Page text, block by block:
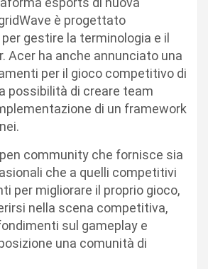
è progettato
gestire la terminologia e il
Acer ha anche annunciato una
per il gioco competitivo di
possibilità di creare team
di un framework
community che fornisce sia
che a quelli competitivi
per migliorare il proprio gioco,
nella scena competitiva,
sul gameplay e
una comunità di